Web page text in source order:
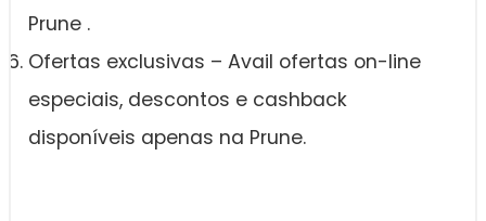
Prune .
Ofertas exclusivas – Avail ofertas on-line
especiais, descontos e cashback
disponíveis apenas na Prune.